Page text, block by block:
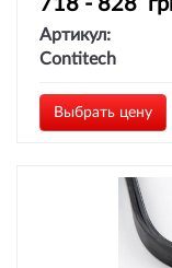
718 - 828
Артикул:
Contitech
Выбрать цену